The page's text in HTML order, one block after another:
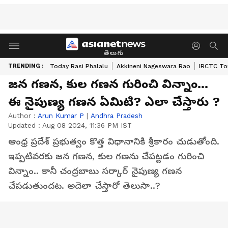
తెలుగు
TRENDING : Today Rasi Phalalu Akkineni Nageswara Rao IRCTC
జన గణన, కుల గణన గురించి విన్నాం...
ఈ నైపుణ్య గణన ఏమిటి? ఎలా చేస్తారు ?
Author : Arun Kumar P | Andhra Pradesh
Updated : Aug 08 2024, 11:36 PM IST
ఆంధ్ర ప్రదేశ్ ప్రభుత్వం కొత్త విధానానికి శ్రీకారం చుడుతోంది.
ఇప్పటివరకు జన గణన, కుల గణను చేపట్టడం గురించి
విన్నాం.. కానీ చంద్రబాబు సర్కార్ నైపుణ్య గణన
చేపడుతుందట. అదెలా చేస్తారో తెలుసా..?